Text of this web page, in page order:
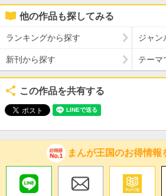
他の作品も探してみる
ランキングから探す ジャン
新刊から探す テーマ
この作品を共有する
まんが王国のお得情報